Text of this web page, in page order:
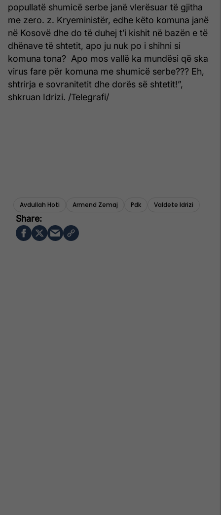
popullatë shumicë serbe janë vlerësuar të gjitha
me zero. z. Kryeministër, edhe këto komuna janë
në Kosovë dhe do të duhej t’i kishit në bazën e të
dhënave të shtetit, apo ju nuk po i shihni si
komuna tona? Apo mos vallë ka mundësi që ska
virus fare për komuna me shumicë serbe??? Eh,
shtrirja e sovranitetit dhe dorës së shtetit!”,
shkruan Idrizi. /Telegrafi/
Avdullah Hoti Armend Zemaj Pdk Valdete Idrizi